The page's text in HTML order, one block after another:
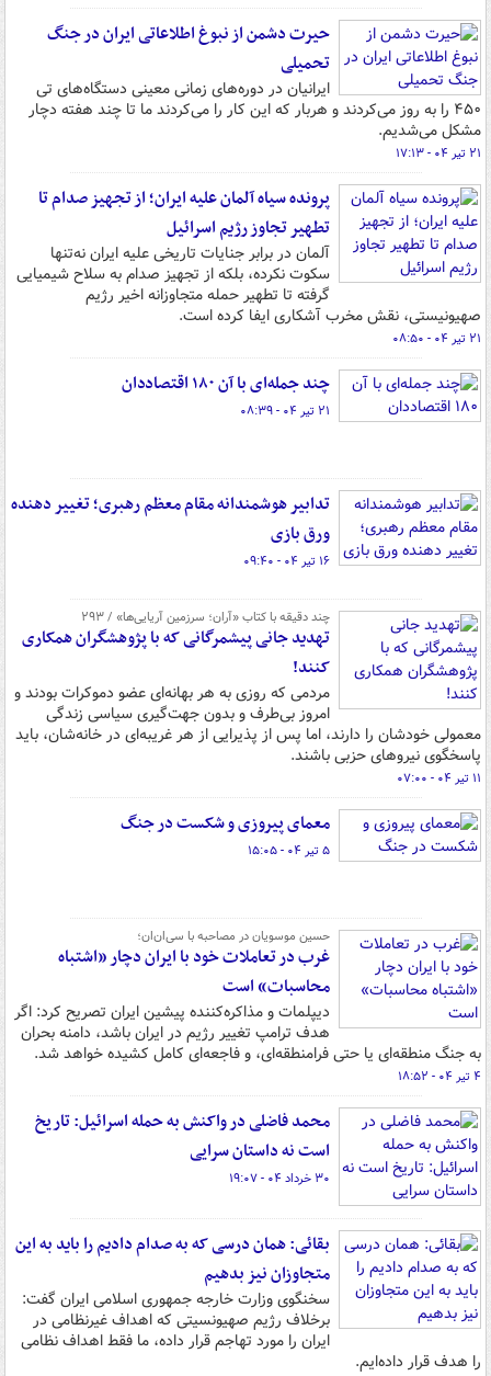
حیرت دشمن از نبوغ اطلاعاتی ایران در جنگ
تحمیلی
ایرانیان در دوره‌های زمانی معینی دستگاه‌های تی
۴۵۰ را به روز می‌کردند و هربار که این کار را می‌کردند ما تا چند هفته دچار
مشکل می‌شدیم.
۲۱ تیر ۰۴ - ۱۷:۱۳
پرونده سیاه آلمان علیه ایران؛ از تجهیز صدام تا
تطهیر تجاوز رژیم اسرائیل
آلمان در برابر جنایات تاریخی علیه ایران نه‌تنها
سکوت نکرده، بلکه از تجهیز صدام به سلاح شیمیایی
گرفته تا تطهیر حمله متجاوزانه اخیر رژیم
صهیونیستی، نقش مخرب آشکاری ایفا کرده‌ است.
۲۱ تیر ۰۴ - ۰۸:۵۰
چند جمله‌ای با آن ۱۸۰ اقتصاددان
۲۱ تیر ۰۴ - ۰۸:۳۹
تدابیر هوشمندانه مقام معظم رهبری؛ تغییر دهنده
ورق بازی
۱۶ تیر ۰۴ - ۰۹:۴۰
چند دقیقه با کتاب‌ «آران؛ سرزمین آریایی‌ها» / ۲۹۳
تهدید جانی پیشمرگانی که با پژوهشگران همکاری
کنند!
مردمی که روزی به هر بهانه‌ای عضو دموکرات بودند و
امروز بی‌طرف و بدون جهت‌گیری سیاسی زندگی
معمولی خودشان را دارند، اما پس از پذیرایی از هر غریبه‌ای در خانه‌شان، باید
پاسخگوی نیروهای حزبی باشند.
۱۱ تیر ۰۴ - ۰۷:۰۰
معمای پیروزی و شکست در جنگ
۵ تیر ۰۴ - ۱۵:۰۵
حسین موسویان در مصاحبه با سی‌ان‌ان؛
غرب در تعاملات خود با ایران دچار «اشتباه
محاسبات» است
دیپلمات و مذاکره‌کننده پیشین ایران تصریح کرد: اگر
هدف ترامپ تغییر رژیم در ایران باشد، دامنه بحران
به جنگ منطقه‌ای یا حتی فرامنطقه‌ای، و فاجعه‌ای کامل کشیده خواهد شد.
۴ تیر ۰۴ - ۱۸:۵۲
محمد فاضلی در واکنش به حمله اسرائیل: تاریخ
است نه داستان سرایی
۳۰ خرداد ۰۴ - ۱۹:۰۷
بقائی: همان درسی که به صدام دادیم را باید به این
متجاوزان نیز بدهیم
سخنگوی وزارت خارجه جمهوری اسلامی ایران گفت:
برخلاف رژیم صهیونسیتی که اهداف غیرنظامی در
ایران را مورد تهاجم قرار داده، ما فقط اهداف نظامی
را هدف قرار داده‌ایم.